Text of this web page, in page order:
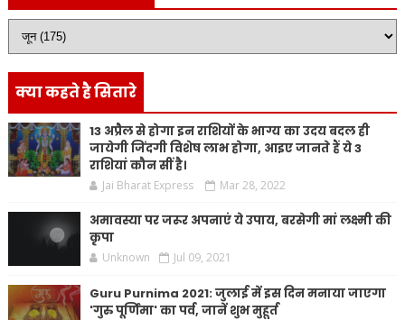
क्या कहते है सितारे
13 अप्रैल से होगा इन राशियों के भाग्य का उदय बदल ही
जायेगी जिंदगी विशेष लाभ होगा, आइए जानते हैं ये 3
राशियां कौन सीं है।
Jai Bharat Express Mar 28, 2022
अमावस्या पर जरूर अपनाएं ये उपाय, बरसेगी मां लक्ष्मी की
कृपा
Unknown Jul 09, 2021
Guru Purnima 2021: जुलाई में इस दिन मनाया जाएगा
'गुरु पूर्णिमा' का पर्व, जानें शुभ मुहूर्त